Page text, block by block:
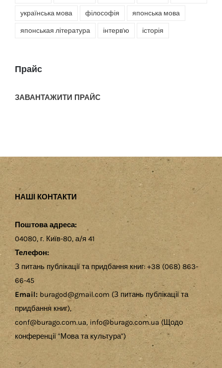
українська мова філософія японська мова
японськая література інтерв'ю історія
Прайс
ЗАВАНТАЖИТИ ПРАЙС
НАШІ КОНТАКТИ
Поштова адреса:
04080, г. Київ-80, а/я 41
Телефон:
З питань публікації та придбання книг: +38 (068) 863-
66-45
Email: buragod@gmail.com (З питань публікації та
придбання книг),
conf@burago.com.ua, info@burago.com.ua (Щодо
конференції "Мова та культура")